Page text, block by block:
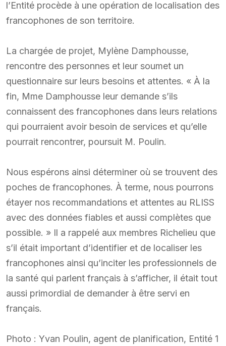
l’Entité procède à une opération de localisation des
francophones de son territoire.
La chargée de projet, Mylène Damphousse,
rencontre des personnes et leur soumet un
questionnaire sur leurs besoins et attentes. « À la
fin, Mme Damphousse leur demande s’ils
connaissent des francophones dans leurs relations
qui pourraient avoir besoin de services et qu’elle
pourrait rencontrer, poursuit M. Poulin.
Nous espérons ainsi déterminer où se trouvent des
poches de francophones. À terme, nous pourrons
étayer nos recommandations et attentes au RLISS
avec des données fiables et aussi complètes que
possible. » Il a rappelé aux membres Richelieu que
s’il était important d’identifier et de localiser les
francophones ainsi qu’inciter les professionnels de
la santé qui parlent français à s’afficher, il était tout
aussi primordial de demander à être servi en
français.
Photo : Yvan Poulin, agent de planification, Entité 1